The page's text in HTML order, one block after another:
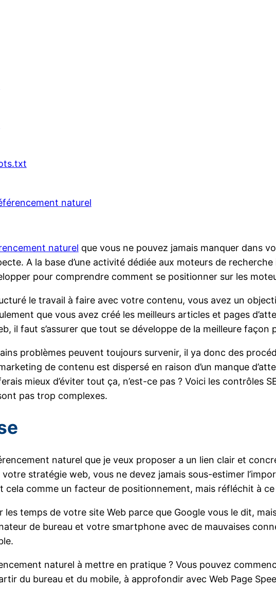
naturel
naturel que vous ne pouvez jamais manquer dans
A la base d’une activité dédiée aux moteurs de
pour comprendre comment se positionner sur les
le travail à faire avec votre contenu, vous avez un
que vous avez créé les meilleurs articles et pages
il faut s’assurer que tout se développe de la meilleure façon
problèmes peuvent toujours survenir, il ya donc des
de contenu est dispersé en raison d’un manque
mieux d’éviter tout ça, n’est-ce pas ? Voici les contrôles
pas trop complexes.
naturel que je veux proposer a un lien clair et
stratégie web, vous ne devez jamais sous-estimer
cela comme un facteur de positionnement, mais réfléchit à
les temps de votre site Web parce que Google vous le dit,
de bureau et votre smartphone avec de mauvaises
naturel à mettre en pratique ? Vous pouvez
du bureau et du mobile, à approfondir avec Web Page